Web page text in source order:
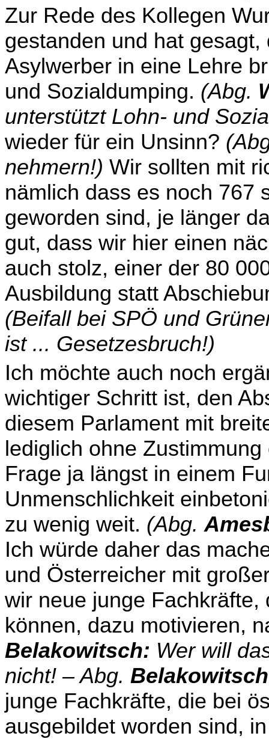
Zur Rede des Kollegen
gestanden und hat
Asylwerber in eine Lehre
und Sozialdumping. (Abg.
unterstützt Lohn- und
wieder für ein Unsinn?
nehmern!) Wir sollten mit
nämlich dass es noch 767
geworden sind, je länger
gut, dass wir hier einen
auch stolz, einer der 80
Ausbildung statt
(Beifall bei SPÖ und
ist ... Gesetzesbruch!)
Ich möchte auch noch
wichtiger Schritt ist, den
diesem Parlament mit
lediglich ohne
Frage ja längst in einem
Unmenschlichkeit
zu wenig weit. (Abg.
Ich würde daher das
und Österreicher mit
wir neue junge
können, dazu motivieren,
Belakowitsch: Wer will
nicht! – Abg.
junge Fachkräfte, die bei
ausgebildet worden sind,